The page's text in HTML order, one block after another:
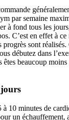
par semaine
à fond tous les
C’est en effet à
progrès sont réalisés.
débutez dans
beaucoup
à 10 minutes de
un échauffement,